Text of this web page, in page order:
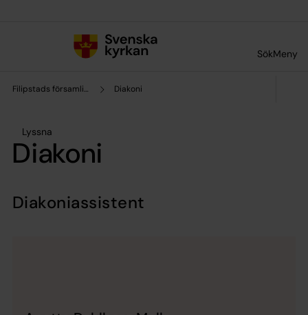
SökMeny
Filipstads församling Diakoni
Lyssna
Diakoni
Diakoniassistent